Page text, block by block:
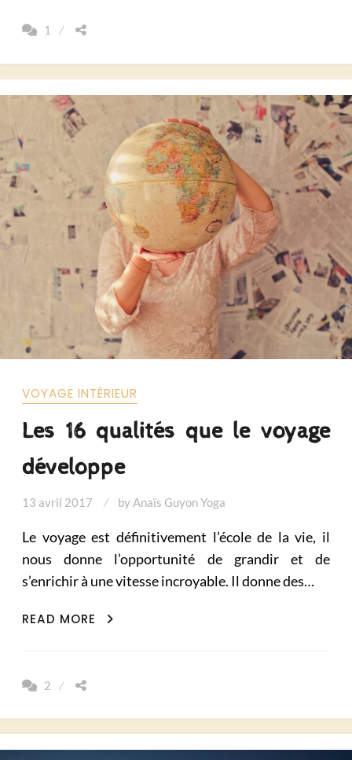
(PART
1)
1
VOYAGE INTÉRIEUR
Les 16 qualités que le voyage
développe
13 avril 2017 byAnaïs Guyon Yoga
Le voyage est définitivement l’école de la vie, il
nous donne l’opportunité de grandir et de
s’enrichir à une vitesse incroyable. Il donne des…
READ MORE
LES
2